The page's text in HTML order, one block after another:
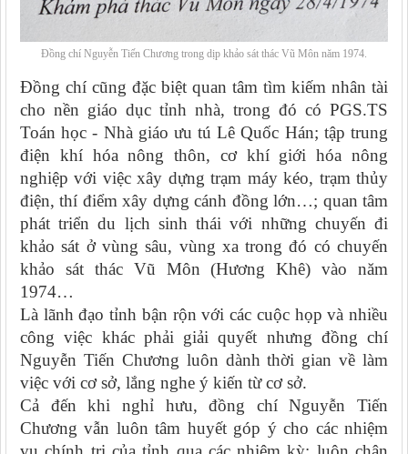
Đồng chí Nguyễn Tiến Chương trong dịp khảo sát thác Vũ Môn năm 1974.
Đồng chí cũng đặc biệt quan tâm tìm kiếm nhân tài
cho nền giáo dục tỉnh nhà, trong đó có PGS.TS
Toán học - Nhà giáo ưu tú Lê Quốc Hán; tập trung
điện khí hóa nông thôn, cơ khí giới hóa nông
nghiệp với việc xây dựng trạm máy kéo, trạm thủy
điện, thí điểm xây dựng cánh đồng lớn…; quan tâm
phát triển du lịch sinh thái với những chuyến đi
khảo sát ở vùng sâu, vùng xa trong đó có chuyến
khảo sát thác Vũ Môn (Hương Khê) vào năm
1974…
Là lãnh đạo tỉnh bận rộn với các cuộc họp và nhiều
công việc khác phải giải quyết nhưng đồng chí
Nguyễn Tiến Chương luôn dành thời gian về làm
việc với cơ sở, lắng nghe ý kiến từ cơ sở.
Cả đến khi nghỉ hưu, đồng chí Nguyễn Tiến
Chương vẫn luôn tâm huyết góp ý cho các nhiệm